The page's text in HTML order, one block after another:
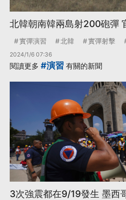
北韓朝南韓兩島射200砲彈
實彈演習 北韓 實彈射擊
2024/1/6 07:36
閱讀更多 #演習 有關的新聞
3次強震都在9/19發生 墨西